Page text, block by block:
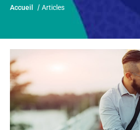
Accueil Articles